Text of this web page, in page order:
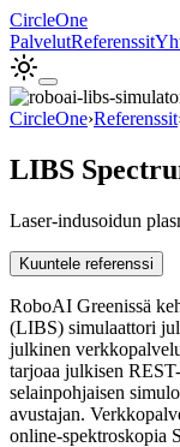
CircleOne
PalvelutReferenssit
CircleOne›Referenssit
LIBS
Laser-indusoidun
Kuuntele referenssi
RoboAI Greenissä
(LIBS) simulaattori
julkinen
tarjoaa julkisen
selainpohjaisen
avustajan.
online-spektroskopia